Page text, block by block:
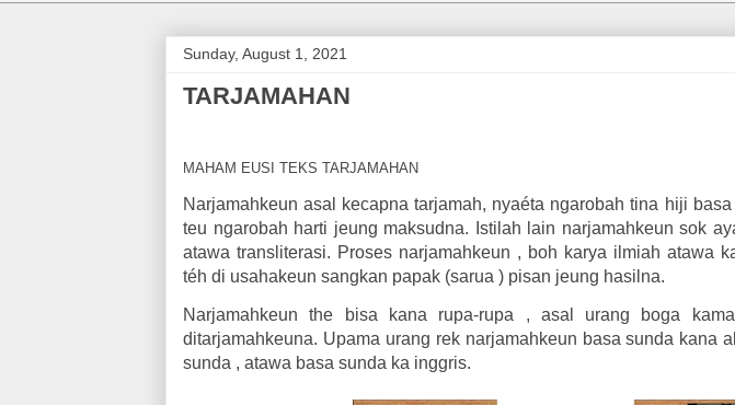
Sunday, August 1, 2021
TARJAMAHAN
MAHAM EUSI TEKS TARJAMAHAN
Narjamahkeun asal kecapna tarjamah, nyaéta ngarobah tina hiji
teu ngarobah harti jeung maksudna. Istilah lain narjamahkeun sok
atawa transliterasi. Proses narjamahkeun , boh karya ilmiah atawa
téh di usahakeun sangkan papak (sarua ) pisan jeung hasilna.
Narjamahkeun the bisa kana rupa-rupa , asal urang boga
ditarjamahkeuna. Upama urang rek narjamahkeun basa sunda kana
sunda , atawa basa sunda ka inggris.